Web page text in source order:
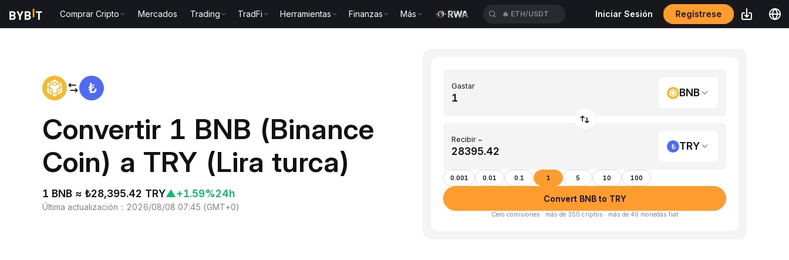
Comprar Cripto Mercados Trading TradFi Herramientas Finanzas Más 🔥 ETH/USDT Iniciar Sesión Regístrese
Convertir 1 BNB (Binance
Coin) a TRY (Lira turca)
1 BNB ≈ ₺28,395.42 TRY▲+1.59%24h
Última actualización ： 2026/08/08 07:45 (GMT+0)
Gastar
BNB
Recibir ~
TRY
0.001 0.01 0.1 1 5 10 100
Convert BNB to TRY
Cero comisiones · más de 350 criptos · más de 40 monedas fiat